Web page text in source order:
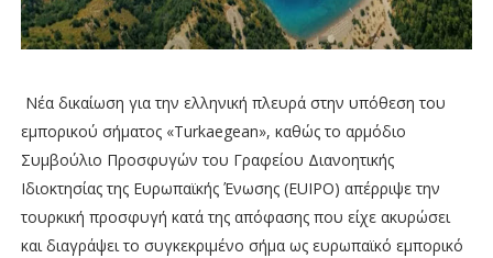
Νέα δικαίωση για την ελληνική πλευρά στην υπόθεση του
εμπορικού σήματος «Turkaegean», καθώς το αρμόδιο
Συμβούλιο Προσφυγών του Γραφείου Διανοητικής
Ιδιοκτησίας της Ευρωπαϊκής Ένωσης (EUIPO) απέρριψε την
τουρκική προσφυγή κατά της απόφασης που είχε ακυρώσει
και διαγράψει το συγκεκριμένο σήμα ως ευρωπαϊκό εμπορικό